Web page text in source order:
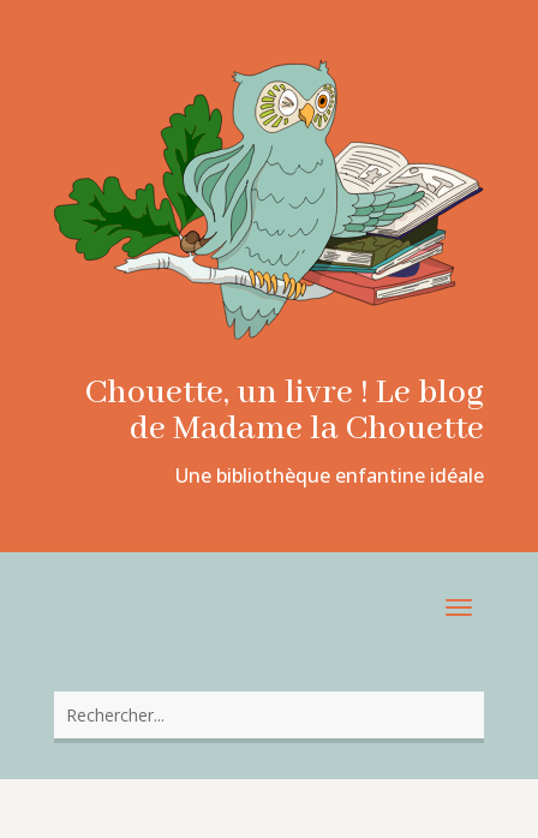
Chouette, un livre ! Le blog
de Madame la Chouette
Une bibliothèque enfantine idéale